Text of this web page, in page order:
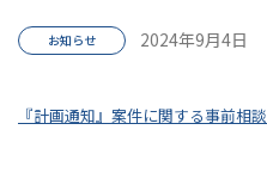
お知らせ 2024年9月4日
『計画通知』案件に関する事前相